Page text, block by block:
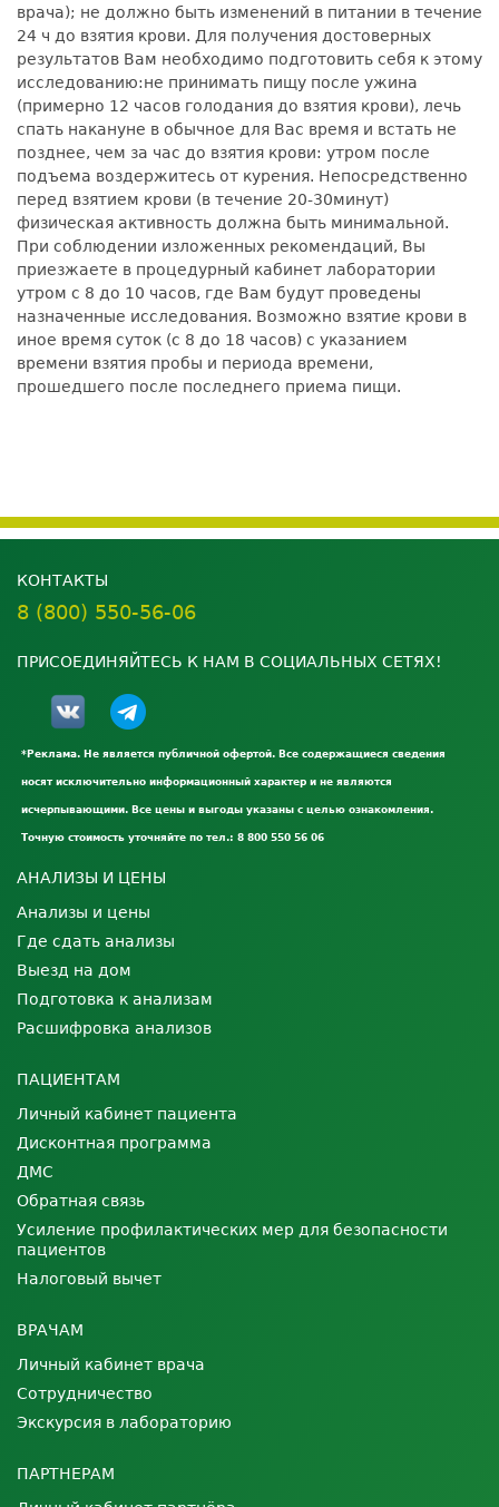
врача); не должно быть изменений в питании в течение
24 ч до взятия крови. Для получения достоверных
результатов Вам необходимо подготовить себя к этому
исследованию:не принимать пищу после ужина
(примерно 12 часов голодания до взятия крови), лечь
спать накануне в обычное для Вас время и встать не
позднее, чем за час до взятия крови: утром после
подъема воздержитесь от курения. Непосредственно
перед взятием крови (в течение 20-30минут)
физическая активность должна быть минимальной.
При соблюдении изложенных рекомендаций, Вы
приезжаете в процедурный кабинет лаборатории
утром с 8 до 10 часов, где Вам будут проведены
назначенные исследования. Возможно взятие крови в
иное время суток (с 8 до 18 часов) с указанием
времени взятия пробы и периода времени,
прошедшего после последнего приема пищи.
КОНТАКТЫ
8 (800) 550-56-06
ПРИСОЕДИНЯЙТЕСЬ К НАМ В СОЦИАЛЬНЫХ СЕТЯХ!
*Реклама. Не является публичной офертой. Все содержащиеся сведения
носят исключительно информационный характер и не являются
исчерпывающими. Все цены и выгоды указаны с целью ознакомления.
Точную стоимость уточняйте по тел.: 8 800 550 56 06
АНАЛИЗЫ И ЦЕНЫ
Анализы и цены
Где сдать анализы
Выезд на дом
Подготовка к анализам
Расшифровка анализов
ПАЦИЕНТАМ
Личный кабинет пациента
Дисконтная программа
ДМС
Обратная связь
Усиление профилактических мер для безопасности
пациентов
Налоговый вычет
ВРАЧАМ
Личный кабинет врача
Сотрудничество
Экскурсия в лабораторию
ПАРТНЕРАМ